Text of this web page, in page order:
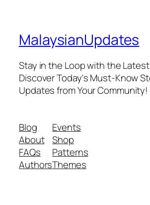
MalaysianUpdates
Stay in the Loop with the
Discover Today's Must-Know
Updates from Your Community!
Blog
About
FAQs
Authors
Events
Shop
Patterns
Themes